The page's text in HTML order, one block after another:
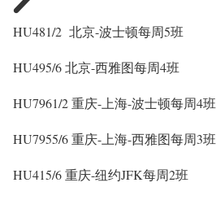
HU481/2 北京-波士顿每周5班
HU495/6 北京-西雅图每周4班
HU7961/2 重庆-上海-波士顿每周4班
HU7955/6 重庆-上海-西雅图每周3班
HU415/6 重庆-纽约JFK每周2班